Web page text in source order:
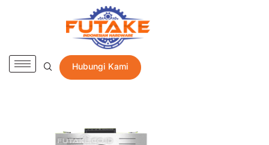
Hubungi Kami